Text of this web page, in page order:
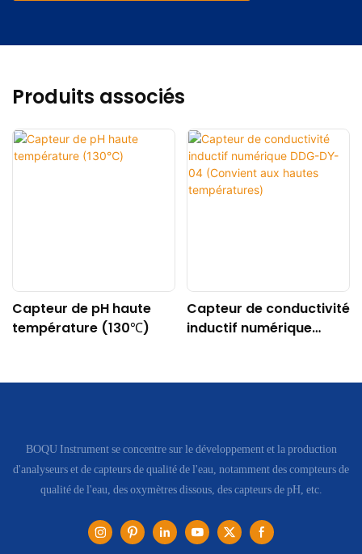
Produits associés
Capteur de pH haute
température (130℃)
Capteur de conductivité
inductif numérique
températures)
BOQU Instrument se concentre sur le développement et la production
d'analyseurs et de capteurs de qualité de l'eau, notamment des compteurs de
qualité de l'eau, des oxymètres dissous, des capteurs de pH, etc.